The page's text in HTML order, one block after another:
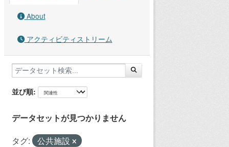
About
アクティビティストリーム
並び順
データセットが見つかりません
タグ:
公共施設